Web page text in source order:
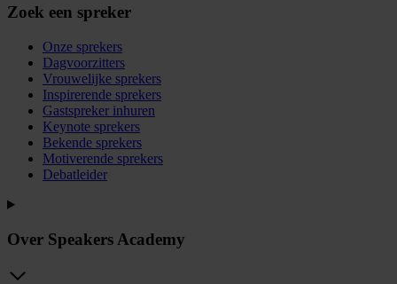
Zoek een spreker
Onze sprekers
Dagvoorzitters
Vrouwelijke sprekers
Inspirerende sprekers
Gastspreker inhuren
Keynote sprekers
Bekende sprekers
Motiverende sprekers
Debatleider
Over Speakers Academy